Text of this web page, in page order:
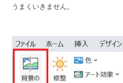
うまくいきません。